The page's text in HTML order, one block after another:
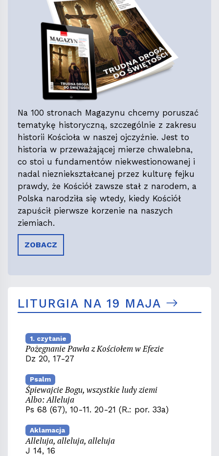
Na 100 stronach Magazynu chcemy poruszać
tematykę historyczną, szczególnie z zakresu
historii Kościoła w naszej ojczyźnie. Jest to
historia w przeważającej mierze chwalebna,
co stoi u fundamentów niekwestionowanej i
nadal niezniekształcanej przez kulturę fejku
prawdy, że Kościół zawsze stał z narodem, a
Polska narodziła się wtedy, kiedy Kościół
zapuścił pierwsze korzenie na naszych
ziemiach.
ZOBACZ
LITURGIA NA 19 MAJA
1. czytanie
Pożegnanie Pawła z Kościołem w Efezie
Dz 20, 17-27
Psalm
Śpiewajcie Bogu, wszystkie ludy ziemi
Albo: Alleluja
Ps 68 (67), 10-11. 20-21 (R.: por. 33a)
Aklamacja
Alleluja, alleluja, alleluja
J 14, 16